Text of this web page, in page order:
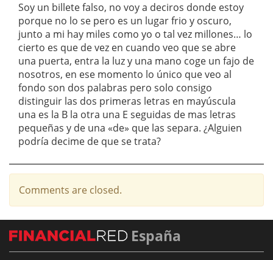
Soy un billete falso, no voy a deciros donde estoy
porque no lo se pero es un lugar frio y oscuro,
junto a mi hay miles como yo o tal vez millones… lo
cierto es que de vez en cuando veo que se abre
una puerta, entra la luz y una mano coge un fajo de
nosotros, en ese momento lo único que veo al
fondo son dos palabras pero solo consigo
distinguir las dos primeras letras en mayúscula
una es la B la otra una E seguidas de mas letras
pequeñas y de una «de» que las separa. ¿Alguien
podría decime de que se trata?
Comments are closed.
España